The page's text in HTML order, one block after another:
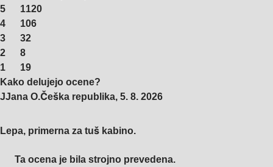
5
1120
4
106
3
32
2
8
1
19
Kako delujejo ocene?
JJana O.Češka republika, 5. 8. 2026
Lepa, primerna za tuš kabino.
Ta ocena je bila strojno prevedena.